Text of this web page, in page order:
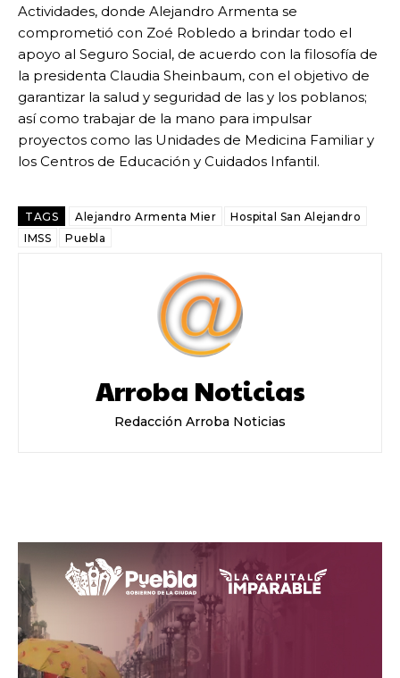
Actividades, donde Alejandro Armenta se
comprometió con Zoé Robledo a brindar todo el
apoyo al Seguro Social, de acuerdo con la filosofía de
la presidenta Claudia Sheinbaum, con el objetivo de
garantizar la salud y seguridad de las y los poblanos;
así como trabajar de la mano para impulsar
proyectos como las Unidades de Medicina Familiar y
los Centros de Educación y Cuidados Infantil.
TAGS Alejandro Armenta Mier
Hospital San Alejandro
IMSS
Puebla
Arroba Noticias
Redacción Arroba Noticias